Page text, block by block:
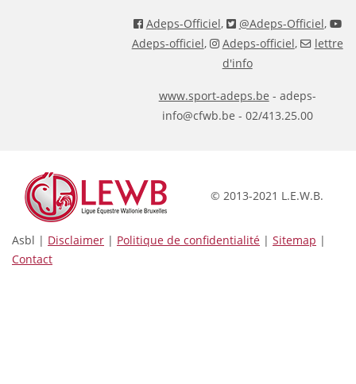
Adeps-Officiel, @Adeps-Officiel,
Adeps-officiel, Adeps-officiel,
lettre
d'info
www.sport-adeps.be - adeps-
info@cfwb.be - 02/413.25.00
© 2013-2021 L.E.W.B.
Asbl | Disclaimer | Politique de confidentialité | Sitemap |
Contact